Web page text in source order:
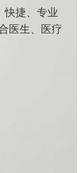
快捷、专业
医生、医疗